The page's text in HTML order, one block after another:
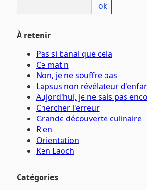
À retenir
Pas si banal que cela
Ce matin
Non, je ne souffre pas
Lapsus non révélateur
Aujord'hui, je ne sais pas
Chercher l'erreur
Grande découverte culinaire
Rien
Orientation
Ken Laoch
Catégories